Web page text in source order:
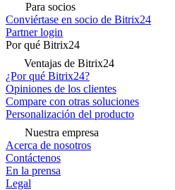
Para socios
Conviértase en socio de Bitrix24
Partner login
Por qué Bitrix24
Ventajas de Bitrix24
¿Por qué Bitrix24?
Opiniones de los clientes
Compare con otras soluciones
Personalización del producto
Nuestra empresa
Acerca de nosotros
Contáctenos
En la prensa
Legal